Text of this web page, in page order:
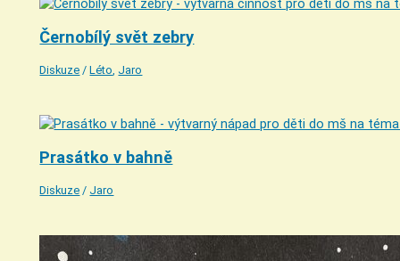
Černobílý svět zebry
Diskuze /Léto, Jaro
Prasátko v bahně
Diskuze / Jaro